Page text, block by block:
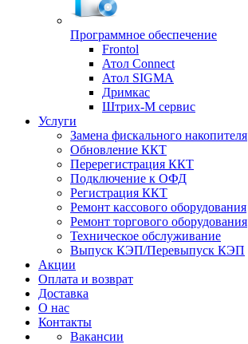
Программное обеспечение
Frontol
Атол Connect
Атол SIGMA
Дримкас
Штрих-М сервис
Услуги
Замена фискального накопителя
Обновление ККТ
Перерегистрация ККТ
Подключение к ОФД
Регистрация ККТ
Ремонт кассового оборудования
Ремонт торгового оборудования
Техническое обслуживание
Выпуск КЭП/Перевыпуск КЭП
Акции
Оплата и возврат
Доставка
О нас
Контакты
Вакансии